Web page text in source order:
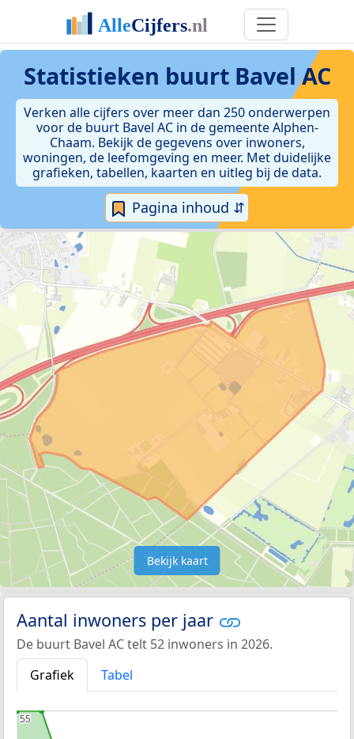
Statistieken buurt Bavel AC
Verken alle cijfers over meer dan 250 onderwerpen
voor de buurt Bavel AC in de gemeente Alphen-
Chaam. Bekijk de gegevens over inwoners,
woningen, de leefomgeving en meer. Met duidelijke
grafieken, tabellen, kaarten en uitleg bij de data.
Pagina inhoud ⇵
Bekijk kaart
Aantal inwoners per jaar
De buurt Bavel AC telt 52 inwoners in 2026.
Grafiek
Tabel
55
55